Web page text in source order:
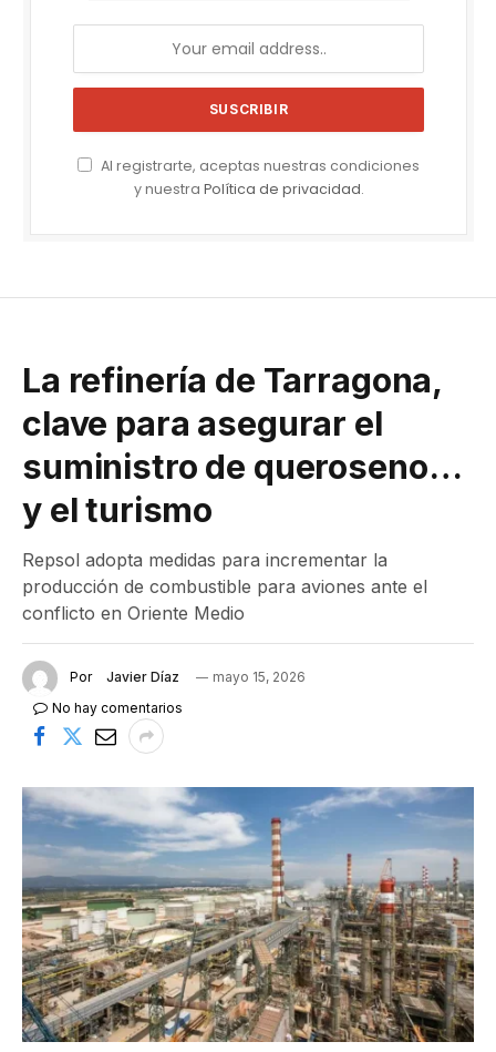
Al registrarte, aceptas nuestras condiciones
y nuestra Política de privacidad.
La refinería de Tarragona,
clave para asegurar el
suministro de queroseno…
y el turismo
Repsol adopta medidas para incrementar la
producción de combustible para aviones ante el
conflicto en Oriente Medio
Por Javier Díaz
mayo 15, 2026
No hay comentarios